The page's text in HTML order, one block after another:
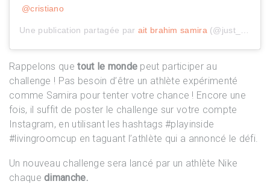
@cristiano
Une publication partagée par ait brahim samira(@just_monasam) le
Rappelons quetout le monde peut participer au
challenge ! Pas besoin d’être un athlète expérimenté
comme Samira pour tenter votre chance ! Encore une
fois, il suffit de poster le challenge sur votre compte
Instagram, en utilisant les hashtags #playinside
#livingroomcup en taguant l’athlète qui a annoncé le défi.
Un nouveau challenge sera lancé par un athlète Nike
chaquedimanche.